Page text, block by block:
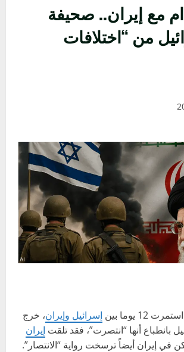
مع إيران.. صحيفة
من “اختلافات
يوما بين إسرائيل وإيران، خرج
بانطباع أنها “انتصرت”، فقد تلقت إيران
في إيران أيضاً ترسخت رواية “الانتصار”.